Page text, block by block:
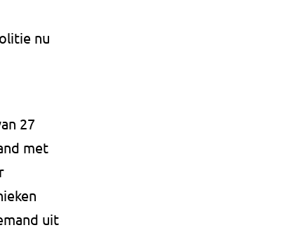
nu
27
met
uit